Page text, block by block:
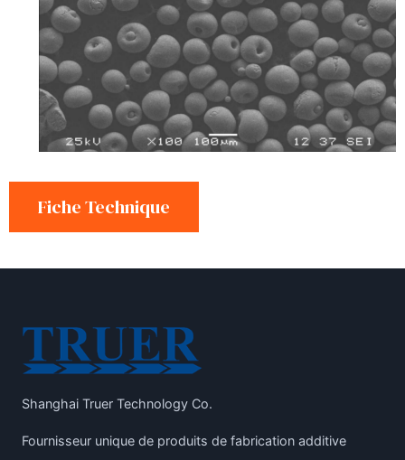
Fiche Technique
Shanghai Truer Technology Co.
Fournisseur unique de produits de fabrication additive